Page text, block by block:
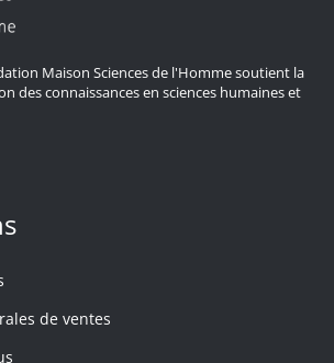
Maison Sciences de l'Homme soutient la
des connaissances en sciences humaines et
de ventes